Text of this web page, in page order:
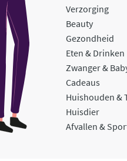
Verzorging
Beauty
Gezondheid
Eten & Drinken
Zwanger &
Cadeaus
Huishouden &
Huisdier
Afvallen &